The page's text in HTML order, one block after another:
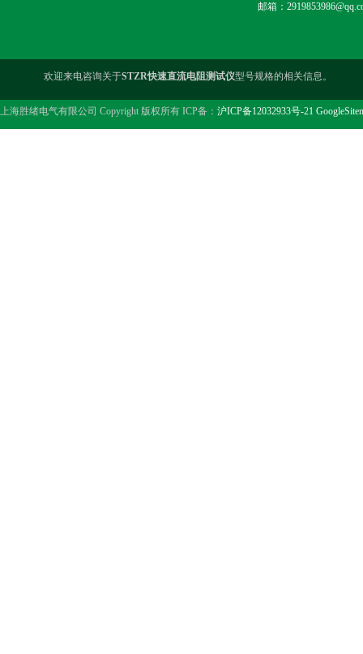
邮箱：
欢迎来电咨询关于STZR快速直流电阻测试仪型号规格的相关信息。
上海胜绪电气有限公司 Copyright 版权所有 ICP备： 沪ICP备12032933号-21